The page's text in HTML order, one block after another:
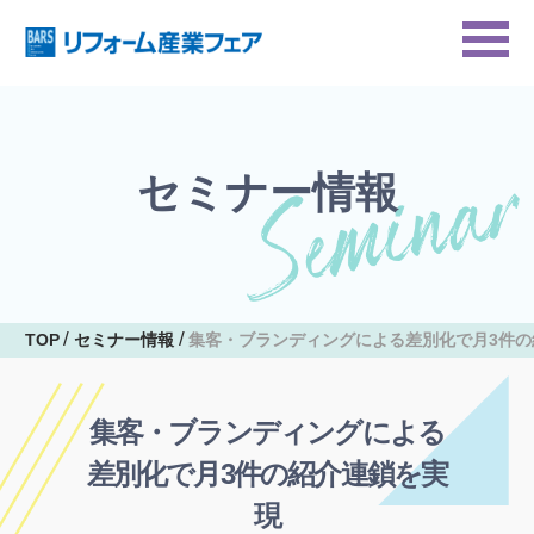
セミナー情報
TOP セミナー情報 集客・ブランディングによる差別化で月3件
集客・ブランディングによる
差別化で月3件の紹介連鎖を実
現